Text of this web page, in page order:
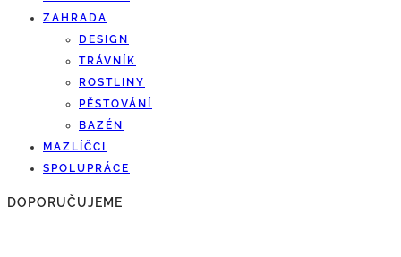
ZAHRADA
DESIGN
TRÁVNÍK
ROSTLINY
PĚSTOVÁNÍ
BAZÉN
MAZLÍČCI
SPOLUPRÁCE
DOPORUČUJEME